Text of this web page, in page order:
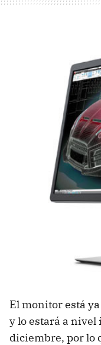
El monitor está
y lo estará a
diciembre, por lo